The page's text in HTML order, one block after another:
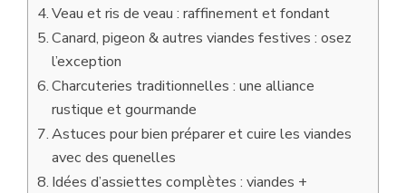
Veau et ris de veau : raffinement et fondant
Canard, pigeon & autres viandes festives : osez
l’exception
Charcuteries traditionnelles : une alliance
rustique et gourmande
Astuces pour bien préparer et cuire les viandes
avec des quenelles
Idées d’assiettes complètes : viandes +